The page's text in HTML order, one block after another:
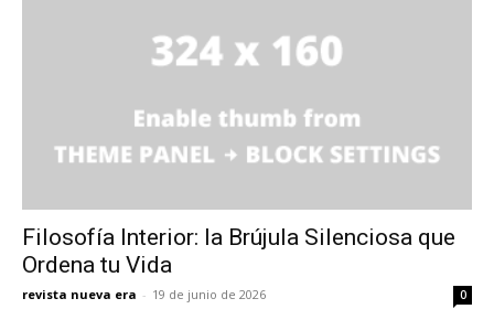
Filosofía Interior: la Brújula Silenciosa que
Ordena tu Vida
revista nueva era - 19 de junio de 2026 0